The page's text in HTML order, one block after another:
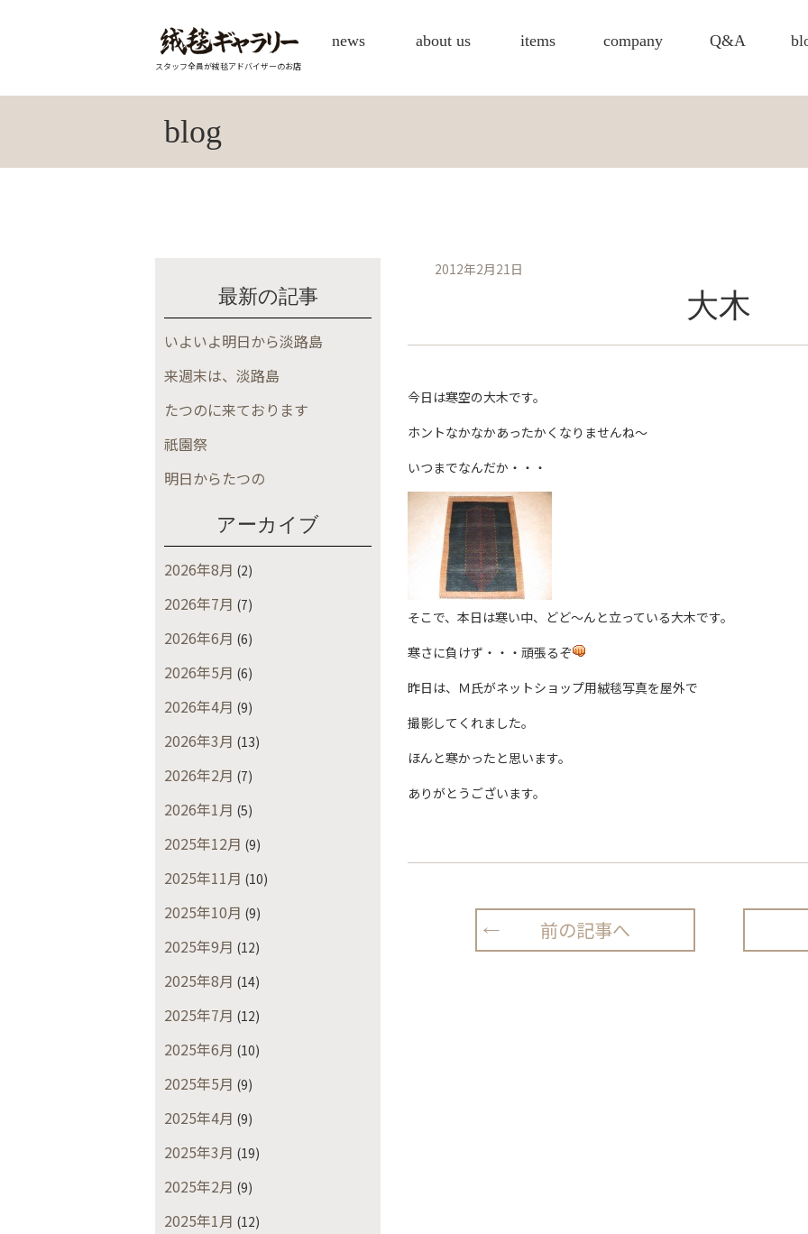
スタッフ全員が絨毯アドバイザーのお店
news about us items company Q&A
blog
最新の記事
いよいよ明日から淡路島
来週末は、淡路島
たつのに来ております
祇園祭
明日からたつの
アーカイブ
2026年8月 (2)
2026年7月 (7)
2026年6月 (6)
2026年5月 (6)
2026年4月 (9)
2026年3月 (13)
2026年2月 (7)
2026年1月 (5)
2025年12月 (9)
2025年11月 (10)
2025年10月 (9)
2025年9月 (12)
2025年8月 (14)
2025年7月 (12)
2025年6月 (10)
2025年5月 (9)
2025年4月 (9)
2025年3月 (19)
2025年2月 (9)
2025年1月 (12)
2012年2月21日
大木
今日は寒空の大木です。
ホントなかなかあったかくなりませんね〜
いつまでなんだか・・・
そこで、本日は寒い中、どど〜んと立っている大木です。
寒さに負けず・・・頑張るぞ
昨日は、Ｍ氏がネットショップ用絨毯写真を屋外で
撮影してくれました。
ほんと寒かったと思います。
ありがとうございます。
前の記事へ